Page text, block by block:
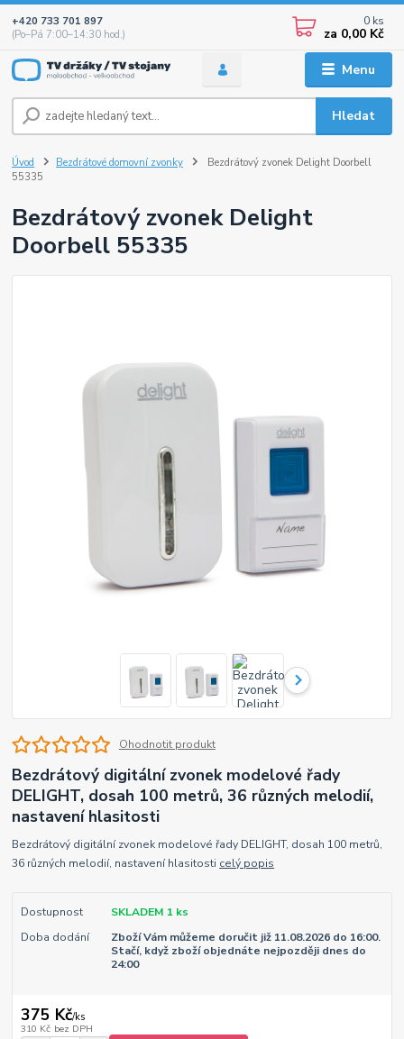
Menu
Hledat
+420 733 701 897
(Po–Pá 7:00–14:30 hod.)
0 ks
za 0,00 Kč
Úvod Bezdrátové domovní zvonky
Bezdrátový zvonek Delight Doorbell
55335
Bezdrátový zvonek Delight
Doorbell 55335
Ohodnotit produkt
Bezdrátový digitální zvonek modelové řady
DELIGHT, dosah 100 metrů, 36 různých melodií,
nastavení hlasitosti
Bezdrátový digitální zvonek modelové řady DELIGHT, dosah 100 metrů,
36 různých melodií, nastavení hlasitosti celý popis
Dostupnost
SKLADEM 1 ks
Doba dodání
Zboží Vám můžeme doručit již 11.08.2026 do 16:00.
Stačí, když zboží objednáte nejpozději dnes do
24:00
375 Kč/ks
310 Kč bez DPH